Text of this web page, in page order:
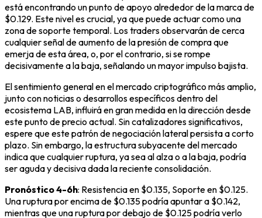
está encontrando un punto de apoyo alrededor de la marca de
$0.129. Este nivel es crucial, ya que puede actuar como una
zona de soporte temporal. Los traders observarán de cerca
cualquier señal de aumento de la presión de compra que
emerja de esta área, o, por el contrario, si se rompe
decisivamente a la baja, señalando un mayor impulso bajista.
El sentimiento general en el mercado criptográfico más amplio,
junto con noticias o desarrollos específicos dentro del
ecosistema LAB, influirá en gran medida en la dirección desde
este punto de precio actual. Sin catalizadores significativos,
espere que este patrón de negociación lateral persista a corto
plazo. Sin embargo, la estructura subyacente del mercado
indica que cualquier ruptura, ya sea al alza o a la baja, podría
ser aguda y decisiva dada la reciente consolidación.
Pronóstico 4-6h: Resistencia en $0.135, Soporte en $0.125.
Una ruptura por encima de $0.135 podría apuntar a $0.142,
mientras que una ruptura por debajo de $0.125 podría verlo